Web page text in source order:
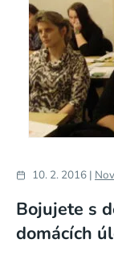
10. 2. 2016 |
Bojujete s
domácích